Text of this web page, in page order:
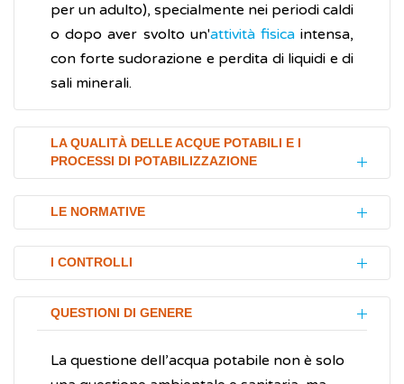
per un adulto), specialmente nei periodi caldi
o dopo aver svolto un'attività fisicaintensa,
con forte sudorazione e perdita di liquidi e di
sali minerali.
LA QUALITÀ DELLE ACQUE POTABILI E I
PROCESSI DI POTABILIZZAZIONE
L'acqua è un elemento essenziale per la vita
umana ma l'utilizzo di acque non sicure può
comportare conseguenze gravi per la salute.
Il pericolo di gran lunga più importante
riguarda la possibile presenza di microbi
(batteri), di parassiti o divirus, che nei Paesi
avanzati come l'Italia è tenuto sotto
controllo sia attraverso analisi di laboratorio
LE NORMATIVE
Le attuali normative regolamentano la
cosiddetta “acqua destinata al consumo
umano” che include non solo l'acqua da
bere, ma anche quella utilizzata per la
preparazione del cibo o utilizzata per le
I CONTROLLI
Le linee guida nazionali per
l'implementazione dei Piani di Sicurezza
dell'Acqua (PSA) sono state predisposte
QUESTIONI DI GENERE
La questione dell’acqua potabile non è solo